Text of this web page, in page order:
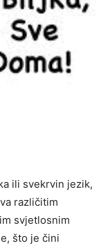
ili svekrvin jezik,
različitim
svjetlosnim
što je čini